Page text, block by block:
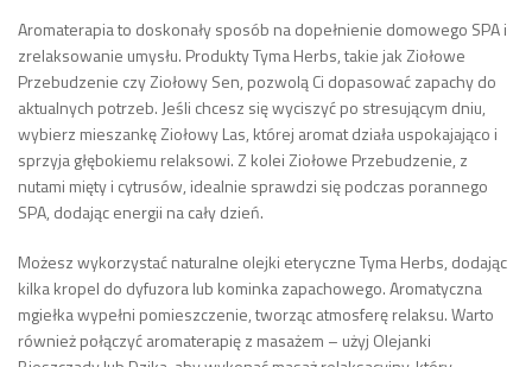
Aromaterapia to doskonały sposób na dopełnienie domowego SPA i
zrelaksowanie umysłu. Produkty Tyma Herbs, takie jak Ziołowe
Przebudzenie czy Ziołowy Sen, pozwolą Ci dopasować zapachy do
aktualnych potrzeb. Jeśli chcesz się wyciszyć po stresującym dniu,
wybierz mieszankę Ziołowy Las, której aromat działa uspokajająco i
sprzyja głębokiemu relaksowi. Z kolei Ziołowe Przebudzenie, z
nutami mięty i cytrusów, idealnie sprawdzi się podczas porannego
SPA, dodając energii na cały dzień.
Możesz wykorzystać naturalne olejki eteryczne Tyma Herbs, dodając
kilka kropel do dyfuzora lub kominka zapachowego. Aromatyczna
mgiełka wypełni pomieszczenie, tworząc atmosferę relaksu. Warto
również połączyć aromaterapię z masażem – użyj Olejanki